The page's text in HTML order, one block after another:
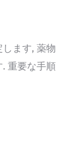
ます, 薬物
重要な手順